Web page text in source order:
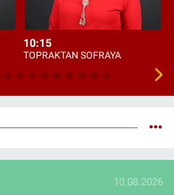
10:15
TOPRAKTAN SOFRAYA
10.08.2026